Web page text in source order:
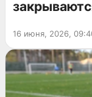
16 июня, 2026,